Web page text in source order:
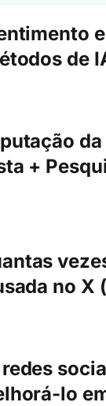
de
+
no X
lo